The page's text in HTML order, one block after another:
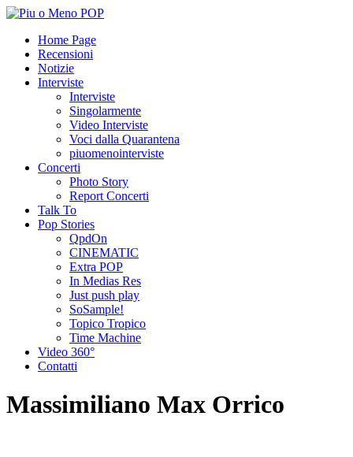
Home Page
Recensioni
Notizie
Interviste
Interviste
Singolarmente
Video Interviste
Voci dalla Quarantena
piuomenointerviste
Concerti
Photo Story
Report Concerti
Talk To
Pop Stories
QpdOn
CINEMATIC
Extra POP
In Medias Res
Just push play
SoSample!
Topico Tropico
Time Machine
Video 360°
Contatti
Massimiliano Max Orrico